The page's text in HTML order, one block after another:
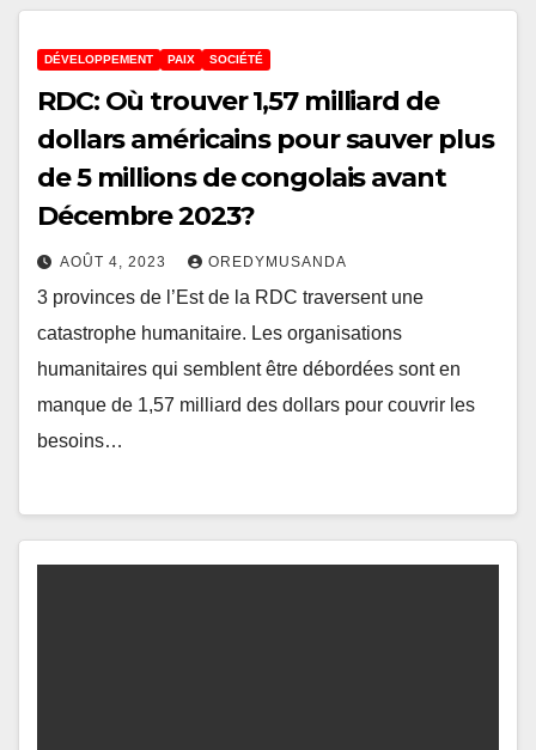
DÉVELOPPEMENT PAIX SOCIÉTÉ
RDC: Où trouver 1,57 milliard de
dollars américains pour sauver plus
de 5 millions de congolais avant
Décembre 2023?
AOÛT 4, 2023 OREDYMUSANDA
3 provinces de l’Est de la RDC traversent une
catastrophe humanitaire. Les organisations
humanitaires qui semblent être débordées sont en
manque de 1,57 milliard des dollars pour couvrir les
besoins…